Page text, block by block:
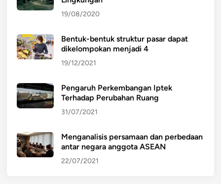
19/08/2020
Bentuk-bentuk struktur pasar dapat
dikelompokan menjadi 4
19/12/2021
Pengaruh Perkembangan Iptek
Terhadap Perubahan Ruang
31/07/2021
Menganalisis persamaan dan perbedaan
antar negara anggota ASEAN
22/07/2021